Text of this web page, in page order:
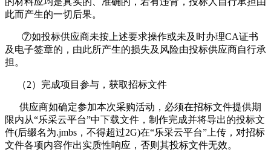
此而产生的一切后果。
⑦如投标供应商未按上述要求操作或未及时办理CA证书
及电子签章的，由此所产生的损失及风险由投标供应商自行承
担。
（2）完成项目参与，获取招标文件
供应商如确定参加本次采购活动，必须在招标文件提供期
限内从“乐采云平台”中下载文件，制作完成并将导出的投标文
件(后缀名为.jmbs，不得超过2G)在“乐采云平台”上传，对招标
文件各项内容作出实质性响应，否则其投标文件无效。